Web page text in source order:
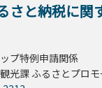
さと納税に関
プ特例申請関係
光課 ふるさとプロ